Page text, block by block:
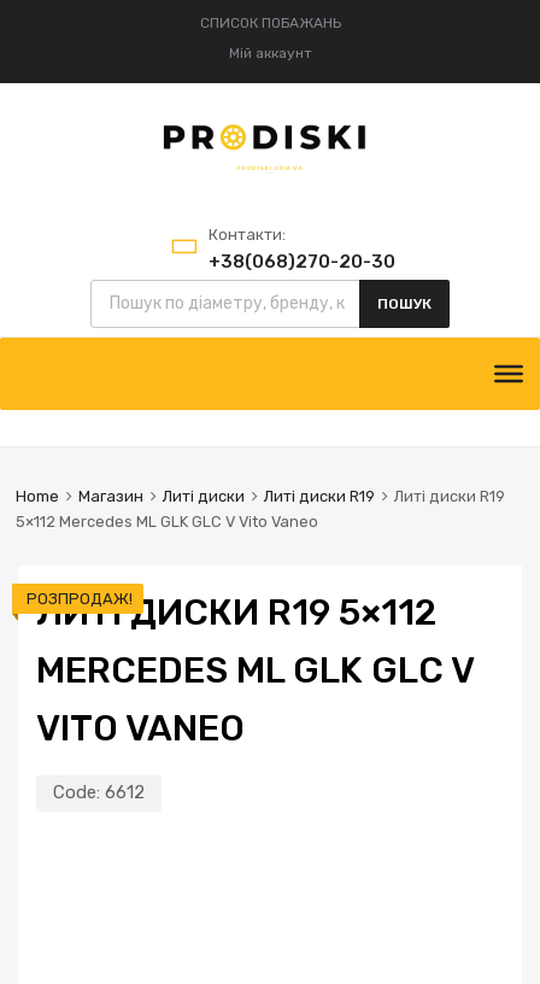
СПИСОК ПОБАЖАНЬ
Мій аккаунт
Контакти:
+38(068)270-20-30
+38(095)834-52-75
ПОШУК
Home Магазин Литі диски Литі диски R19
Литі диски R19
5×112 Mercedes ML GLK GLC V Vito Vaneo
ЛИТІ ДИСКИ R19 5×112
MERCEDES ML GLK GLC V
VITO VANEO
Code: 6612
РОЗПРОДАЖ!